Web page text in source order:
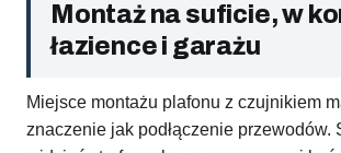
Montaż na suficie, w
łazience i garażu
Miejsce montażu plafonu z czujnikiem
znaczenie jak podłączenie przewodów.